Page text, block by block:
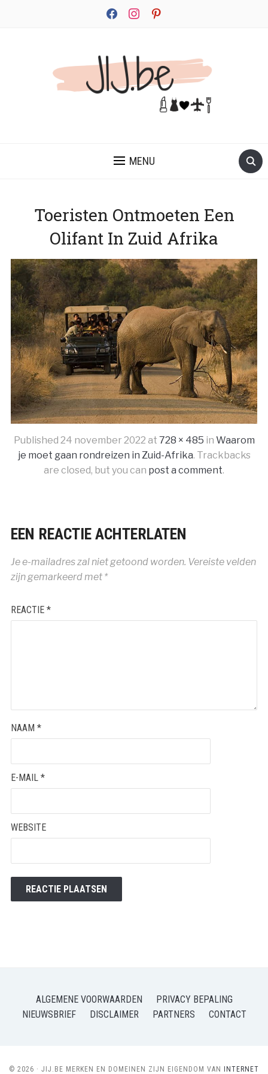
facebookinstagrampinterest
MENU
Toeristen Ontmoeten Een
Olifant In Zuid Afrika
Published 24 november 2022 at 728 × 485 in Waarom
je moet gaan rondreizen in Zuid-Afrika. Trackbacks
are closed, but you can post a comment.
EEN REACTIE ACHTERLATEN
Je e-mailadres zal niet getoond worden. Vereiste velden
zijn gemarkeerd met *
REACTIE *
NAAM *
E-MAIL *
WEBSITE
ALGEMENE VOORWAARDEN
PRIVACY BEPALING
NIEUWSBRIEF
DISCLAIMER PARTNERS CONTACT
© 2026 · JIJ.BE MERKEN EN DOMEINEN ZIJN EIGENDOM VAN INTERNET